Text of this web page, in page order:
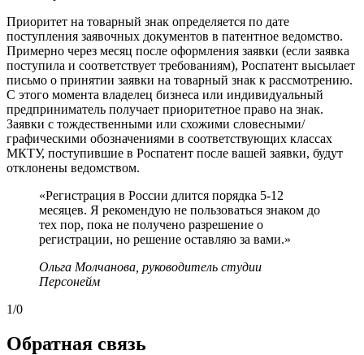
Приоритет на товарный знак определяется по дате
поступления заявочных документов в патентное ведомство.
Примерно через месяц после оформления заявки (если заявка
поступила и соответствует требованиям), Роспатент высылает
письмо о принятии заявки на товарный знак к рассмотрению.
С этого момента владелец бизнеса или индивидуальный
предприниматель получает приоритетное право на знак.
Заявки с тождественными или схожими словесными/
графическими обозначениями в соответствующих классах
МКТУ, поступившие в Роспатент после вашей заявки, будут
отклонены ведомством.
«Регистрация в России длится порядка 5-12
месяцев. Я рекомендую не пользоваться знаком до
тех пор, пока не получено разрешение о
регистрации, но решение оставляю за вами.»
Ольга Молчанова, руководитель студии
Персонейм
1/0
Обратная связь